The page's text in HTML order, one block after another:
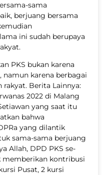
sama
berjuang bersama
ini sudah berupaya
PKS bukan karena
namun karena berbagai
Berita Lainnya:
2022 di Malang
yang saat itu
bahwa
yang dilantik
sama-sama berjuang
Allah, DPD PKS se-
memberikan kontribusi
Pusat, 2 kursi